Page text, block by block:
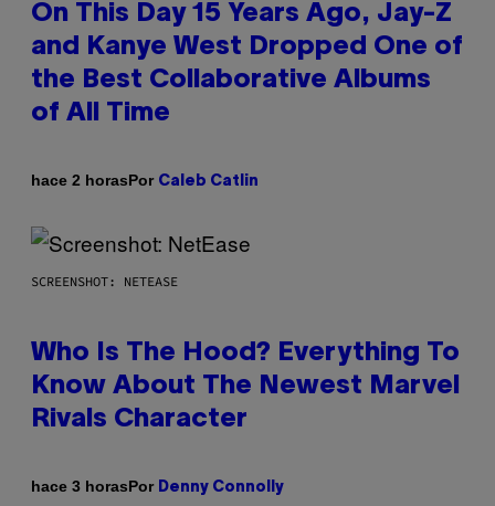
On This Day 15 Years Ago, Jay-Z
and Kanye West Dropped One of
the Best Collaborative Albums
of All Time
hace 2 horasPor Caleb Catlin
SCREENSHOT: NETEASE
Who Is The Hood? Everything To
Know About The Newest Marvel
Rivals Character
hace 3 horasPor Denny Connolly